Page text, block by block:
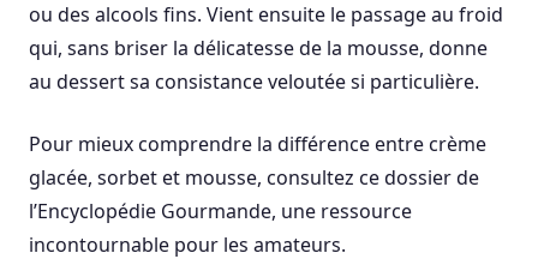
ou des alcools fins. Vient ensuite le passage au froid
qui, sans briser la délicatesse de la mousse, donne
au dessert sa consistance veloutée si particulière.
Pour mieux comprendre la différence entre crème
glacée, sorbet et mousse, consultez ce dossier de
l’Encyclopédie Gourmande, une ressource
incontournable pour les amateurs.